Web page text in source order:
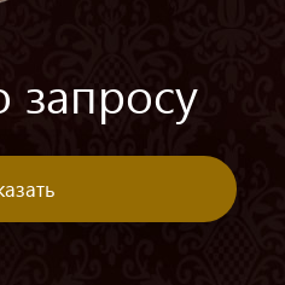
запросу